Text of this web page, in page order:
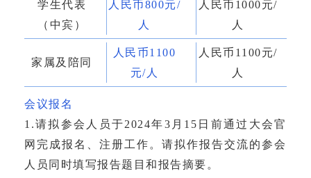
学生代表
（中宾）
人民币800元/
人
人民币 1000元/
人
家属及陪同
人民币1100
元/人
人民币 1100元/
人
会议报名
1.请拟参会人员于2024年3月15日前通过大会官
网完成报名、注册工作。请拟作报告交流的参会
人员同时填写报告题目和报告摘要。